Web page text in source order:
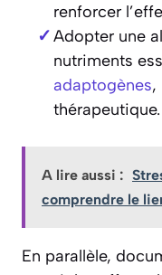
renforcer
Adopter une
nutriments
adaptogènes,
thérapeutique.
A lire aussi :
comprendre le
En parallèle,